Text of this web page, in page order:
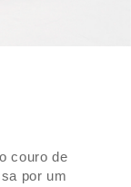
couro de
por um